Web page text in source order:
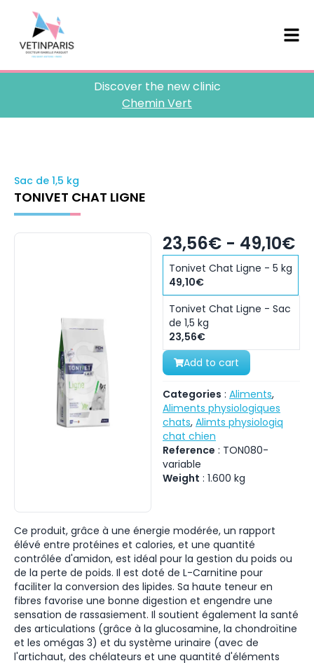
Discover the new clinic
Chemin Vert
Sac de 1,5 kg
TONIVET CHAT LIGNE
23,56€ - 49,10€
Tonivet Chat Ligne - 5 kg
49,10€
Tonivet Chat Ligne - Sac
de 1,5 kg
23,56€
Add to cart
Categories : Aliments,
Aliments physiologiques
chats, Alimts physiologiq
chat chien
Reference : TON080-
variable
Weight : 1.600 kg
Ce produit, grâce à une énergie modérée, un rapport
élévé entre protéines et calories, et une quantité
contrôlée d'amidon, est idéal pour la gestion du poids ou
de la perte de poids. Il est doté de L-Carnitine pour
faciliter la conversion des lipides. Sa haute teneur en
fibres favorise une bonne digestion et engendre une
sensation de rassasiement. Il soutient également la santé
des articulations (grâce à la glucosamine, la chondroïtine
et les omégas 3) et du système urinaire (avec de
l'artichaut, des chélateurs et une quantité d'éléments